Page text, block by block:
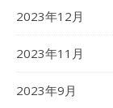
2023年12月
2023年11月
2023年9月